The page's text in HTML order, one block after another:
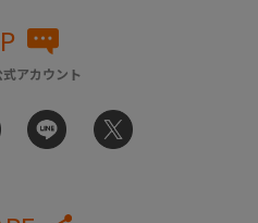
式アカウント